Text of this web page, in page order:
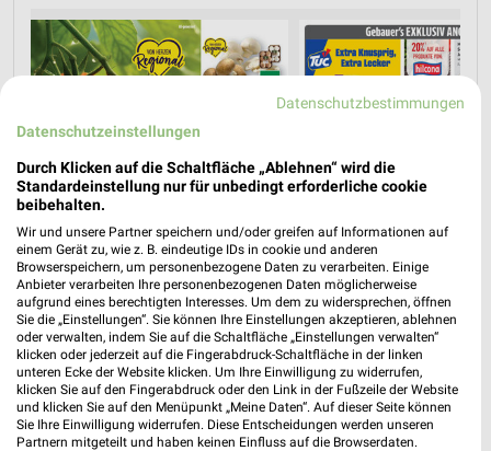
Datenschutzbestimmungen
Datenschutzeinstellungen
Durch Klicken auf die Schaltfläche „Ablehnen“ wird die
Standardeinstellung nur für unbedingt erforderliche cookie
beibehalten.
Wir und unsere Partner speichern und/oder greifen auf Informationen auf
einem Gerät zu, wie z. B. eindeutige IDs in cookie und anderen
Browserspeichern, um personenbezogene Daten zu verarbeiten. Einige
Anbieter verarbeiten Ihre personenbezogenen Daten möglicherweise
aufgrund eines berechtigten Interesses. Um dem zu widersprechen, öffnen
Sie die „Einstellungen“. Sie können Ihre Einstellungen akzeptieren, ablehnen
oder verwalten, indem Sie auf die Schaltfläche „Einstellungen verwalten“
klicken oder jederzeit auf die Fingerabdruck-Schaltfläche in der linken
unteren Ecke der Website klicken. Um Ihre Einwilligung zu widerrufen,
klicken Sie auf den Fingerabdruck oder den Link in der Fußzeile der Website
und klicken Sie auf den Menüpunkt „Meine Daten“. Auf dieser Seite können
Sie Ihre Einwilligung widerrufen. Diese Entscheidungen werden unseren
Partnern mitgeteilt und haben keinen Einfluss auf die Browserdaten.